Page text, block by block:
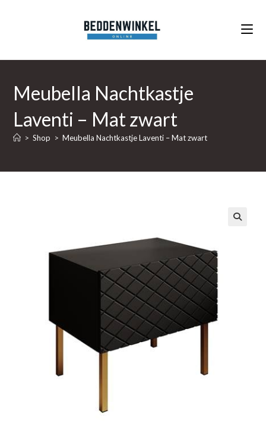
Meubella Nachtkastje
Laventi – Mat zwart
> Shop > Meubella Nachtkastje Laventi – Mat zwart